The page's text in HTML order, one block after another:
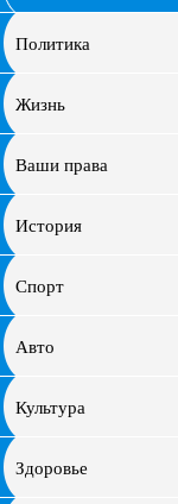
Политика
Жизнь
Ваши права
История
Спорт
Авто
Культура
Здоровье